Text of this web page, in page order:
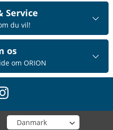
Service
du vil!
os
om ORION
Vælg din butik